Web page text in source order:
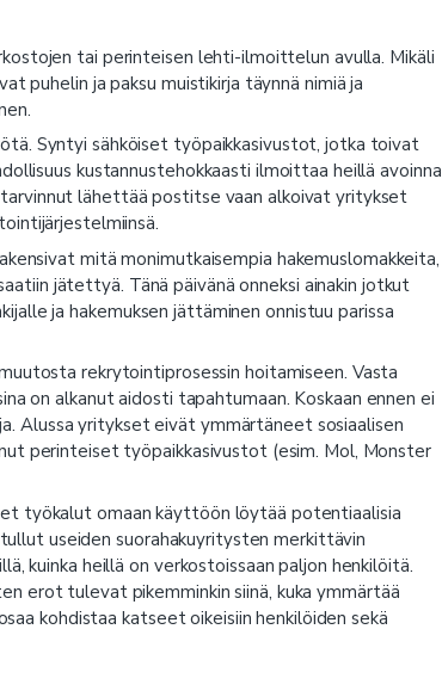
tai perinteisen lehti-ilmoittelun avulla. Mikäli
puhelin ja paksu muistikirja täynnä nimiä ja
Syntyi sähköiset työpaikkasivustot, jotka toivat
kustannustehokkaasti ilmoittaa heillä avoinna
lähettää postitse vaan alkoivat yritykset
mitä monimutkaisempia hakemuslomakkeita,
jätettyä. Tänä päivänä onneksi ainakin jotkut
ja hakemuksen jättäminen onnistuu parissa
rekrytointiprosessin hoitamiseen. Vasta
on alkanut aidosti tapahtumaan. Koskaan ennen ei
Alussa yritykset eivät ymmärtäneet sosiaalisen
perinteiset työpaikkasivustot (esim. Mol, Monster
työkalut omaan käyttöön löytää potentiaalisia
useiden suorahakuyritysten merkittävin
kuinka heillä on verkostoissaan paljon henkilöitä.
erot tulevat pikemminkin siinä, kuka ymmärtää
kohdistaa katseet oikeisiin henkilöiden sekä